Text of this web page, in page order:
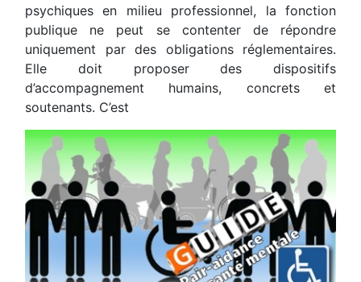
psychiques en milieu professionnel, la fonction
publique ne peut se contenter de répondre
uniquement par des obligations réglementaires.
Elle doit proposer des dispositifs
d’accompagnement humains, concrets et
soutenants. C’est